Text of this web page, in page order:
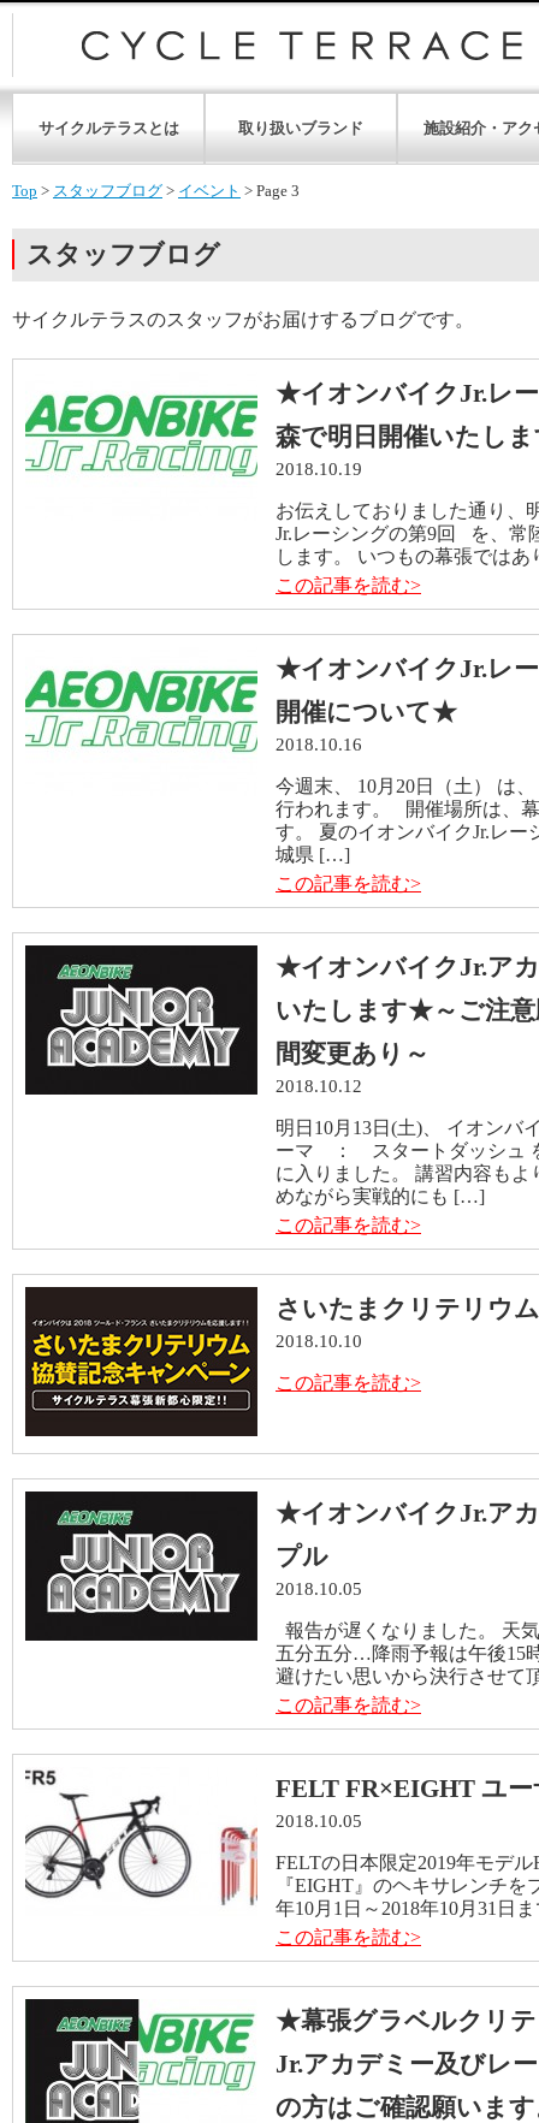
サイクルテラスとは 取り扱いブランド 施設紹介・アク
Top > スタッフブログ > イベント > Page 3
スタッフブログ
サイクルテラスのスタッフがお届けするブログです。
★イオンバイクJr.レ
森で明日開催いたし
2018.10.19
お伝えしておりました通り、
Jr.レーシングの第9回 を、常
します。 いつもの幕張では
この記事を読む>
★イオンバイクJr.レ
開催について★
2018.10.16
今週末、 10月20日（土） は
行われます。 開催場所は、
す。 夏のイオンバイクJr.レ
城県 […]
この記事を読む>
★イオンバイクJr.ア
いたします★～ご注意
間変更あり～
2018.10.12
明日10月13日(土)、 イオン
ーマ ： スタートダッシュ
に入りました。 講習内容も
めながら実戦的にも […]
この記事を読む>
さいたまクリテリウ
2018.10.10
この記事を読む>
★イオンバイクJr.ア
プル
2018.10.05
報告が遅くなりました。 天
五分五分…降雨予報は午後
避けたい思いから決行させて
この記事を読む>
FELT FR×EIGHT ユ
2018.10.05
FELTの日本限定2019年モデ
『EIGHT』のヘキサレンチ
年10月1日～2018年10月31
この記事を読む>
★幕張グラベルクリ
Jr.アカデミー及びレ
の方はご確認願いま